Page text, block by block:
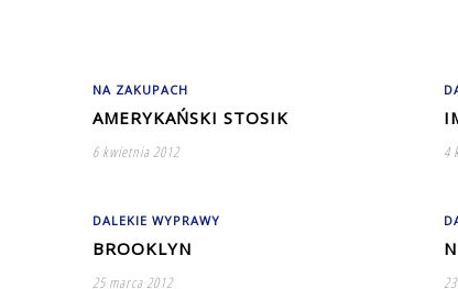
NA ZAKUPACH
AMERYKAŃSKI STOSIK
6 kwietnia 2012 4
DALEKIE WYPRAWY
BROOKLYN
25 marca 2012